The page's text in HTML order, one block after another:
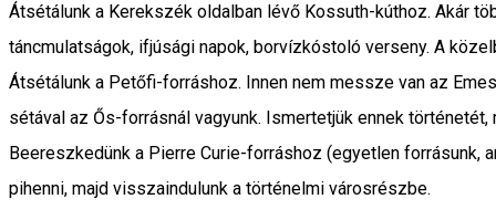
Átsétálunk a Kerekszék oldalban lévő Kossuth-kúthoz. Akár
táncmulatságok, ifjúsági napok, borvízkóstoló verseny. A
Átsétálunk a Petőfi-forráshoz. Innen nem messze van az
sétával az Ős-forrásnál vagyunk. Ismertetjük ennek
Beereszkedünk a Pierre Curie-forráshoz (egyetlen forrásunk,
pihenni, majd visszaindulunk a történelmi városrészbe.